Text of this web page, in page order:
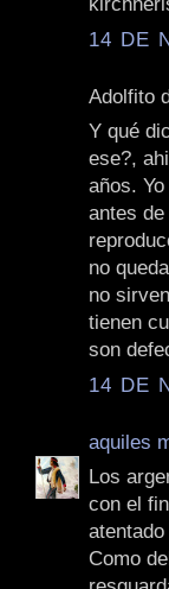
14 DE
Adolfito
Y qué
ese?,
años.
antes
no
no
tienen
son
14 DE
aquiles
Los
con el
Como